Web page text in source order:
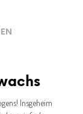
Insgeheim